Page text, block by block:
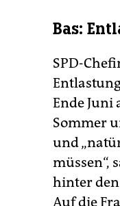
Bas:
SPD-
Ende Juni
Sommer
und
müssen“,
hinter
Auf die